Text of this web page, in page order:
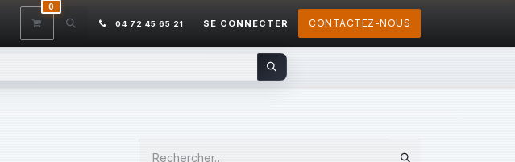
CONTACTEZ-NOUS AIDE
0
04 72 45 65 21 SE CONNECTER CONTACTEZ-NOUS